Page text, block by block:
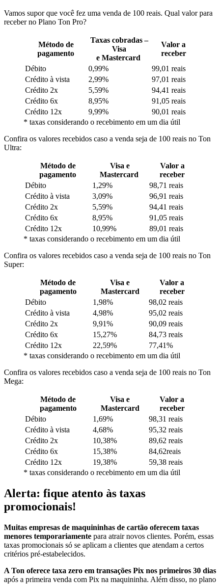
Vamos supor que você fez uma venda de 100 reais. Qual valor para
receber no Plano Ton Pro?
Método de
pagamento
Taxas cobradas –
Visa
e Mastercard
Valor a
receber
Débito
0,99%
99,01 reais
Crédito à vista
2,99%
97,01 reais
Crédito 2x
5,59%
94,41 reais
Crédito 6x
8,95%
91,05 reais
Crédito 12x
9,99%
90,01 reais
* taxas considerando o recebimento em um dia útil
Confira os valores recebidos caso a venda seja de 100 reais no Ton
Ultra:
Método de
pagamento
Visa e
Mastercard
Valor a
receber
Débito
1,29%
98,71 reais
Crédito à vista
3,09%
96,91 reais
Crédito 2x
5,59%
94,41 reais
Crédito 6x
8,95%
91,05 reais
Crédito 12x
10,99%
89,01 reais
* taxas considerando o recebimento em um dia útil
Confira os valores recebidos caso a venda seja de 100 reais no Ton
Super:
Método de
pagamento
Visa e
Mastercard
Valor a
receber
Débito
1,98%
98,02 reais
Crédito à vista
4,98%
95,02 reais
Crédito 2x
9,91%
90,09 reais
Crédito 6x
15,27%
84,73 reais
Crédito 12x
22,59%
77,41%
* taxas considerando o recebimento em um dia útil
Confira os valores recebidos caso a venda seja de 100 reais no Ton
Mega:
Método de
pagamento
Visa e
Mastercard
Valor a
receber
Débito
1,69%
98,31 reais
Crédito à vista
4,68%
95,32 reais
Crédito 2x
10,38%
89,62 reais
Crédito 6x
15,38%
84,62reais
Crédito 12x
19,38%
59,38 reais
* taxas considerando o recebimento em um dia útil
Alerta: fique atento às taxas
promocionais!
Muitas empresas de maquininhas de cartão oferecem taxas
menores temporariamente para atrair novos clientes. Porém, essas
taxas promocionais só se aplicam a clientes que atendam a certos
critérios pré-estabelecidos.
A Ton oferece taxa zero em transações Pix nos primeiros 30 dias
após a primeira venda com Pix na maquininha. Além disso, no plano